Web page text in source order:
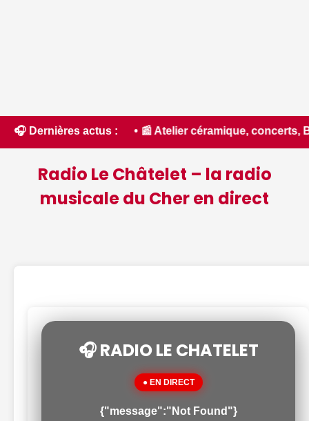
🎧 Dernières actus :
• 📰 Atelier céramique, concerts, Bel Été... Nos
Radio Le Châtelet – la radio
musicale du Cher en direct
🎧 RADIO LE CHATELET
● EN DIRECT
{"message":"Not Found"}